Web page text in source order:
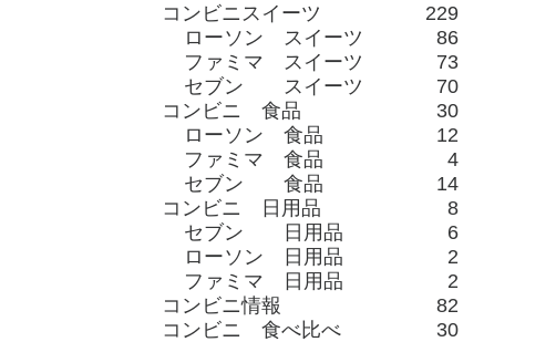
コンビニスイーツ
229
ローソン スイーツ
86
ファミマ スイーツ
73
セブン スイーツ
70
コンビニ 食品
30
ローソン 食品
12
ファミマ 食品
4
セブン 食品
14
コンビニ 日用品
8
セブン 日用品
6
ローソン 日用品
2
ファミマ 日用品
2
コンビニ情報
82
コンビニ 食べ比べ
30